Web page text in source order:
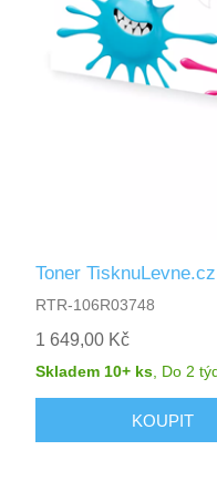
Toner
RTR-106R03748
1 649,00 Kč
Skladem 10+ ks, Do 2